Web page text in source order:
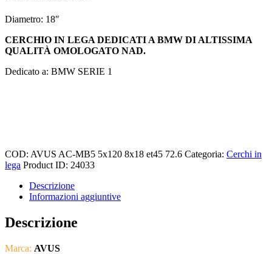
Diametro: 18″
CERCHIO IN LEGA DEDICATI A BMW DI ALTISSIMA
QUALITÀ OMOLOGATO NAD.
Dedicato a: BMW SERIE 1
COD: AVUS AC-MB5 5x120 8x18 et45 72.6 Categoria: Cerchi in
lega Product ID: 24033
Descrizione
Informazioni aggiuntive
Descrizione
Marca: AVUS